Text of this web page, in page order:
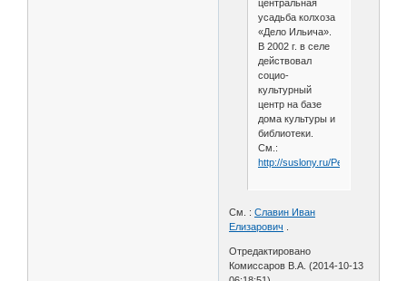
центральная
усадьба колхоза
«Дело Ильича».
В 2002 г. в селе
действовал
социо-
культурный
центр на базе
дома культуры и
библиотеки.
См.:
http://suslony.ru/Penzagebiet/
См. :Славин Иван
Елизарович
Отредактировано
Комиссаров В.А. (2014-10-13